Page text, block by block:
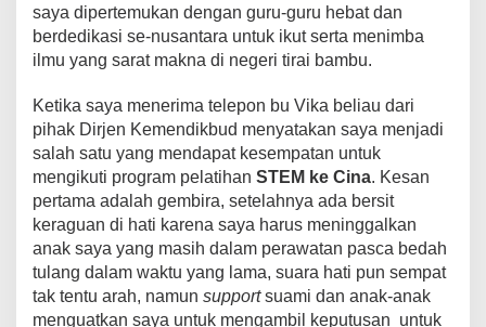
saya dipertemukan dengan guru-guru hebat dan
berdedikasi se-nusantara untuk ikut serta menimba
ilmu yang sarat makna di negeri tirai bambu.
Ketika saya menerima telepon bu Vika beliau dari
pihak Dirjen Kemendikbud menyatakan saya menjadi
salah satu yang mendapat kesempatan untuk
mengikuti program pelatihan STEM ke Cina. Kesan
pertama adalah gembira, setelahnya ada bersit
keraguan di hati karena saya harus meninggalkan
anak saya yang masih dalam perawatan pasca bedah
tulang dalam waktu yang lama, suara hati pun sempat
tak tentu arah, namun supportsuami dan anak-anak
menguatkan saya untuk mengambil keputusan untuk